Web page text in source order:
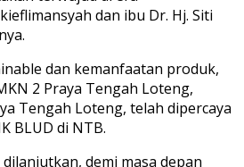
dan ibu Dr. Hj. Siti
dan kemanfaatan produk,
2 Praya Tengah Loteng,
Tengah Loteng, telah dipercaya
BLUD di NTB.
demi masa depan